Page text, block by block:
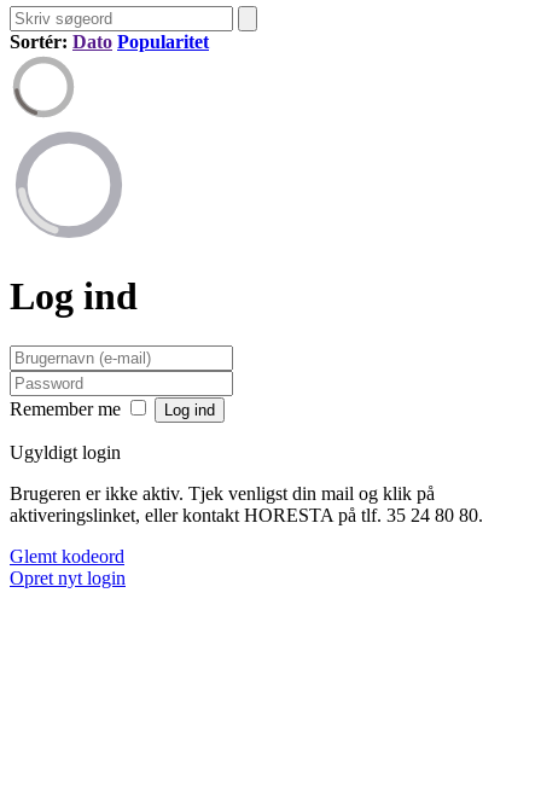
Sortér: Dato Popularitet
Log ind
Remember me
Ugyldigt login
Brugeren er ikke aktiv. Tjek venligst din mail og klik på
aktiveringslinket, eller kontakt HORESTA på tlf. 35 24 80 80.
Glemt kodeord
Opret nyt login